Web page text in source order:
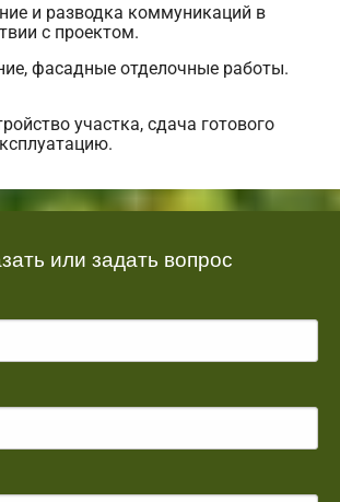
и разводка коммуникаций в
с проектом.
фасадные отделочные работы.
участка, сдача готового
или задать вопрос